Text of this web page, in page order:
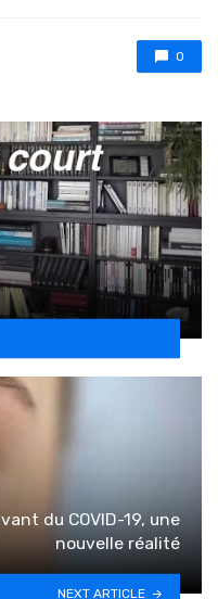
0
du COVID-19, une
nouvelle réalité
NEXT ARTICLE